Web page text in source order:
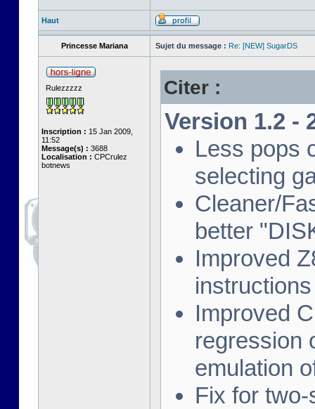
Haut
Princesse Mariana Sujet du message : Re: [NEW] SugarDS
Rulezzzzz
Inscription : 15 Jan 2009,
11:52
Message(s) : 3688
Localisation : CPCrulez
botnews
Citer :
Version 1.2 -
Less pops
selecting
Cleaner/
better
Improved
Improved
regression
emulation
Fix for